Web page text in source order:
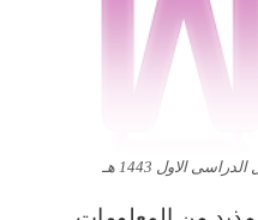
الاول 1443 هـ